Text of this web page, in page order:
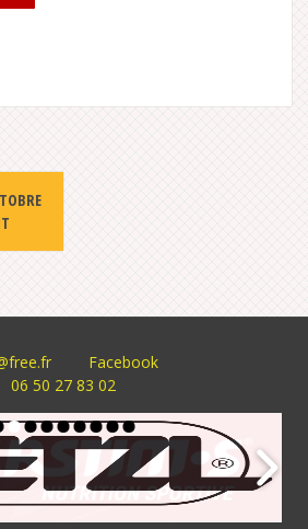
Facebook
06 50 27 83 02